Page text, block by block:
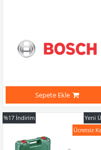
Sepete Ekle
%17 İndirim
Ücretsiz
Yeni